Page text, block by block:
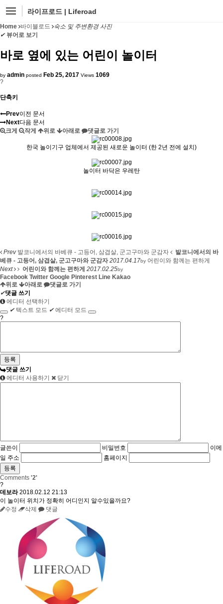
라이프로드 | Liferoad
Home 바이블로드
숙소 및 주변환경 사진
✔ 뷰어로 보기
바로 옆에 있는 어린이 놀이터
by admin posted Feb 25, 2017 Views 1069
?
단축키
Prev이전 문서
Next다음 문서
크게
작게 위로 아래로 댓글로 가기
한국 놀이기구 업체에서 제공된 새로운 놀이터 (한 2년 전에 설치)
놀이터 바닥은 우레탄
Prev발코니에서의 바베큐 - 고등어, 삼겹살, 군고구마와 군감자
발코니에서의 바
베큐 - 고등어, 삼겹살, 군고구마와 군감자 2017.04.17by 어린이와 함께는 편하게
Next
어린이와 함께는 편하게 2017.02.25by
Facebook Twitter Google Pinterest Line Kakao
위로
아래로
댓글로 가기
✔댓글 쓰기
에디터 선택하기
✔ 텍스트 모드 ✔에디터 모드
?
댓글 쓰기
에디터 사용하기
닫기
글쓴이 비밀번호
이메
일 주소
홈페이지
Comments '2'
?
데보라 2018.02.12 21:13
이 놀이터 위치가 정확히 어디인지 알수있을까요?
수정
삭제 댓글